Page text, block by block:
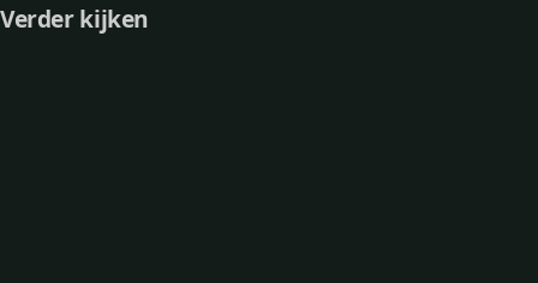
Verder kijken